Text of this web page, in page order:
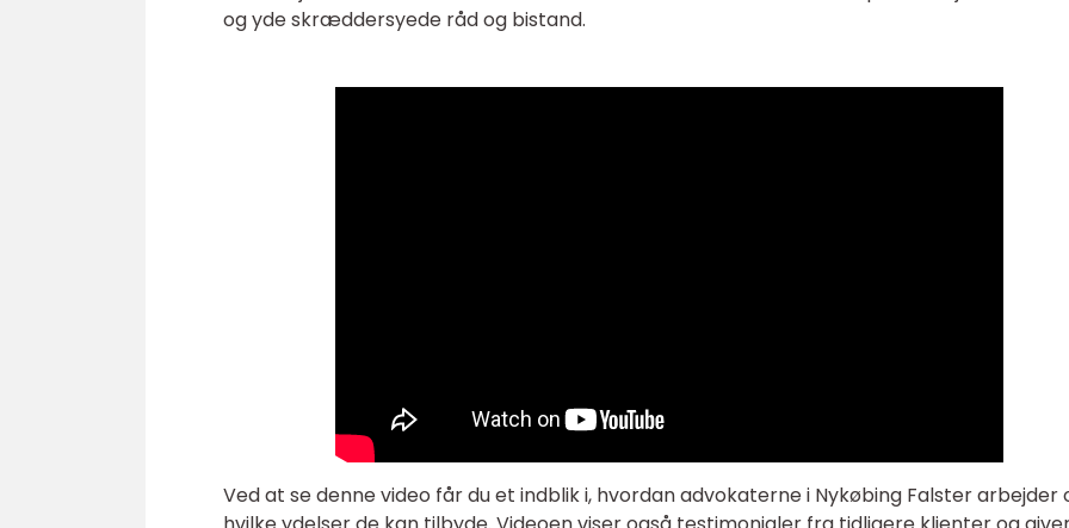
og yde skræddersyede råd og bistand.
Ved at se denne video får du et indblik i, hvordan advokaterne i Nykøbing Falster arbejder